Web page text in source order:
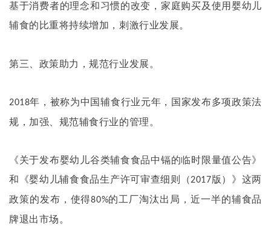
基于消费者的理念和习惯的改变，家庭购买及使用婴幼儿
辅食的比重将持续增加，刺激行业发展。
第三、政策助力，规范行业发展。
2018年，被称为中国辅食行业元年，国家发布多项政策法
规，加强、规范辅食行业的管理。
《关于发布婴幼儿谷类辅食食品中镉的临时限量值公告》
和《婴幼儿辅食食品生产许可审查细则（2017版）》这两
政策的发布，使得80%的工厂淘汰出局，近一半的辅食品
牌退出市场。